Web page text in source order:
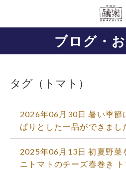
ブログ・
タグ（トマト）
2026年06月30日 暑い季節
ぱりとした一品ができまし
2025年06月13日 初夏野菜
ニトマトのチーズ春巻き